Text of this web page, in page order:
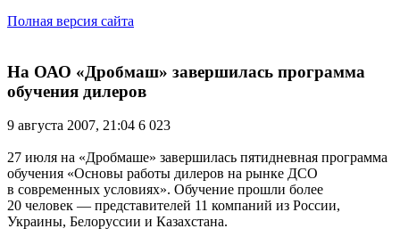
Полная версия сайта
На ОАО «Дробмаш» завершилась программа
обучения дилеров
9 августа 2007, 21:04 6 023
27 июля на «Дробмаше» завершилась пятидневная программа
обучения «Основы работы дилеров на рынке ДСО
в современных условиях». Обучение прошли более
20 человек — представителей 11 компаний из России,
Украины, Белоруссии и Казахстана.